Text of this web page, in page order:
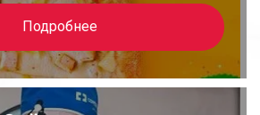
Подробнее